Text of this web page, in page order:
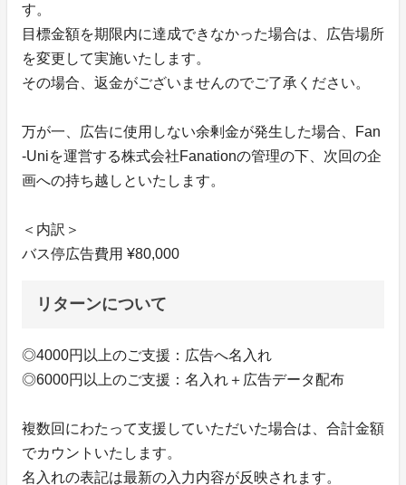
す。
目標金額を期限内に達成できなかった場合は、広告場所
を変更して実施いたします。
その場合、返金がございませんのでご了承ください。
万が一、広告に使用しない余剰金が発生した場合、Fan
-Uniを運営する株式会社Fanationの管理の下、次回の企
画への持ち越しといたします。
＜内訳＞
バス停広告費用 ¥80,000
リターンについて
◎4000円以上のご支援：広告へ名入れ
◎6000円以上のご支援：名入れ＋広告データ配布
複数回にわたって支援していただいた場合は、合計金額
でカウントいたします。
名入れの表記は最新の入力内容が反映されます。